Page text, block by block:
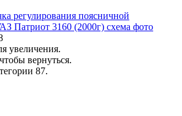
увеличения.
вернуться.
87.